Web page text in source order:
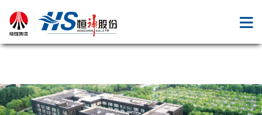
九体育注册